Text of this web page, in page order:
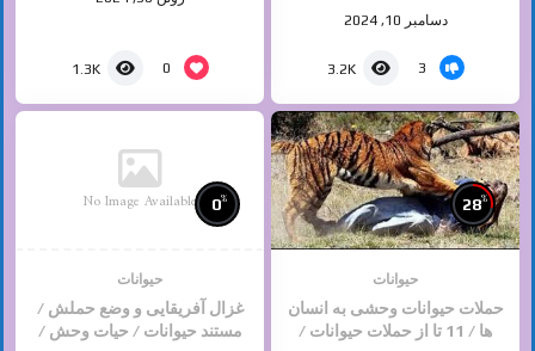
دسامبر 10, 2024
3
3.2K
0
1.3K
28%
حیوانات
حملات حیوانات وحشی به انسان
ها / 11 تا از حملات حیوانات /
No Image Available 0%
حیوانات
غزال آفریقایی و وضع حملش /
مستند حیوانات / حیات وحش /